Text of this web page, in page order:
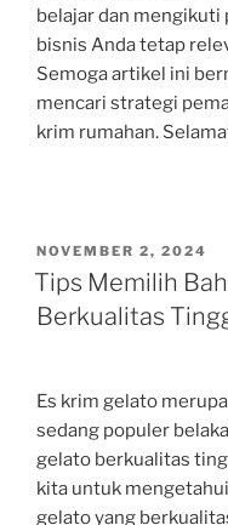
belajar dan mengikuti
bisnis Anda tetap
Semoga artikel ini
mencari strategi
krim rumahan.
POSTED
ON
NOVEMBER 2, 2024
Tips Memilih
Berkualitas
Es krim gelato
sedang populer
gelato berkualitas
kita untuk
gelato yang